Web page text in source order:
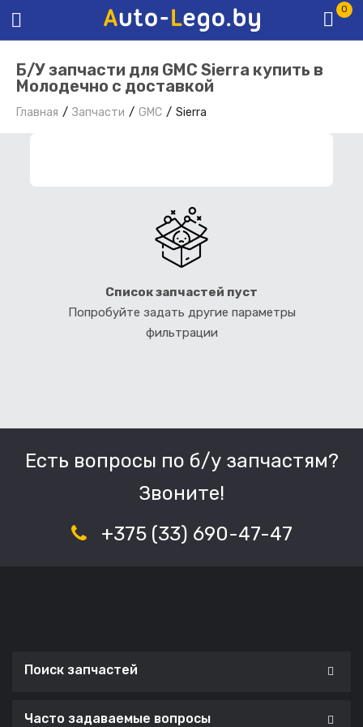
0
Б/У запчасти для GMC Sierra купить в
Молодечно с доставкой
Главная Запчасти GMC Sierra
Список запчастей пуст
Попробуйте задать другие параметры
фильтрации
Есть вопросы по б/у запчастям?
Звоните!
+375 (33) 690-47-47
Поиск запчастей
Часто задаваемые вопросы